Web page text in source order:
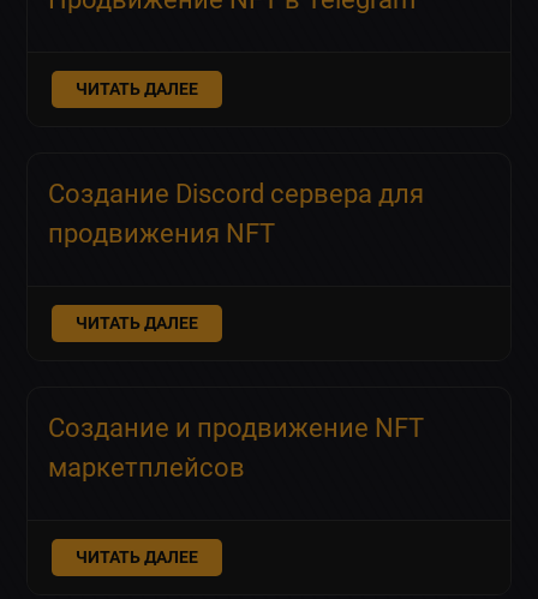
ЧИТАТЬ ДАЛЕЕ
Создание Discord сервера для
продвижения NFT
ЧИТАТЬ ДАЛЕЕ
Создание и продвижение NFT
маркетплейсов
ЧИТАТЬ ДАЛЕЕ